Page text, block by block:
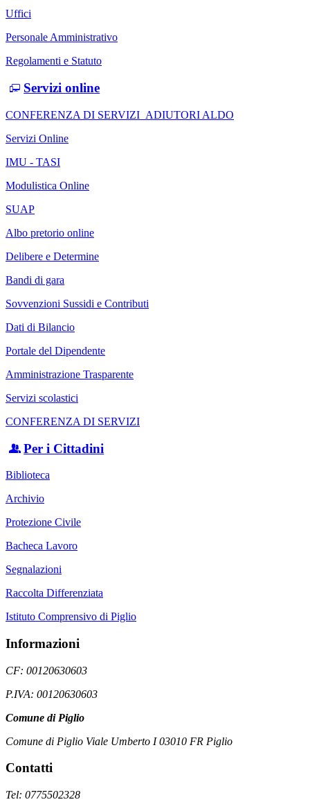
Uffici
Personale Amministrativo
Regolamenti e Statuto
Servizi online
CONFERENZA DI SERVIZI_ADIUTORI ALDO
Servizi Online
IMU - TASI
Modulistica Online
SUAP
Albo pretorio online
Delibere e Determine
Bandi di gara
Sovvenzioni Sussidi e Contributi
Dati di Bilancio
Portale del Dipendente
Amministrazione Trasparente
Servizi scolastici
CONFERENZA DI SERVIZI
Per i Cittadini
Biblioteca
Archivio
Protezione Civile
Bacheca Lavoro
Segnalazioni
Raccolta Differenziata
Istituto Comprensivo di Piglio
Informazioni
CF: 00120630603
P.IVA: 00120630603
Comune di Piglio
Comune di Piglio Viale Umberto I 03010 FR Piglio
Contatti
Tel: 0775502328